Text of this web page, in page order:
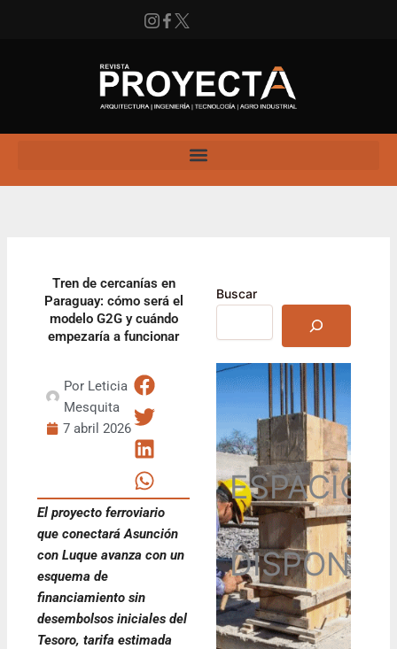
Tren de cercanías en
Paraguay: cómo será el
modelo G2G y cuándo
empezaría a funcionar
Por Leticia
Mesquita
7 abril 2026
El proyecto ferroviario
que conectará Asunción
con Luque avanza con un
esquema de
financiamiento sin
desembolsos iniciales del
Tesoro, tarifa estimada
Buscar
ESPACIO
InstagramFacebook